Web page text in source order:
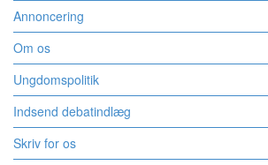
Annoncering
Om os
Ungdomspolitik
Indsend debatindlæg
Skriv for os